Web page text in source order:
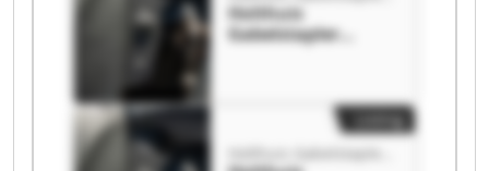
Holthuis
Gabelstapler
Vertrieb GmbH
Gabelstapler
Vertrieb GmbH